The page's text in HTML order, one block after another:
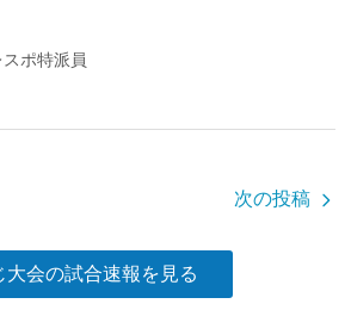
ポ特派員
次の投稿
大会の試合速報を見る